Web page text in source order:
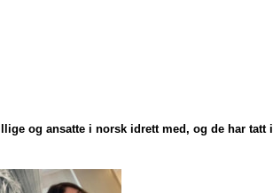
og ansatte i norsk idrett med, og de har tatt i